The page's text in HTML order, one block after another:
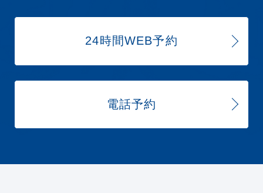
24時間WEB予約
電話予約